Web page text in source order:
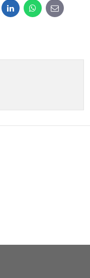
LinkedInWhatsApp
E-
mail